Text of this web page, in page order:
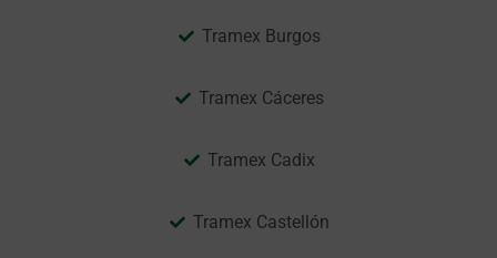
Tramex Burgos
Tramex Cáceres
Tramex Cadix
Tramex Castellón